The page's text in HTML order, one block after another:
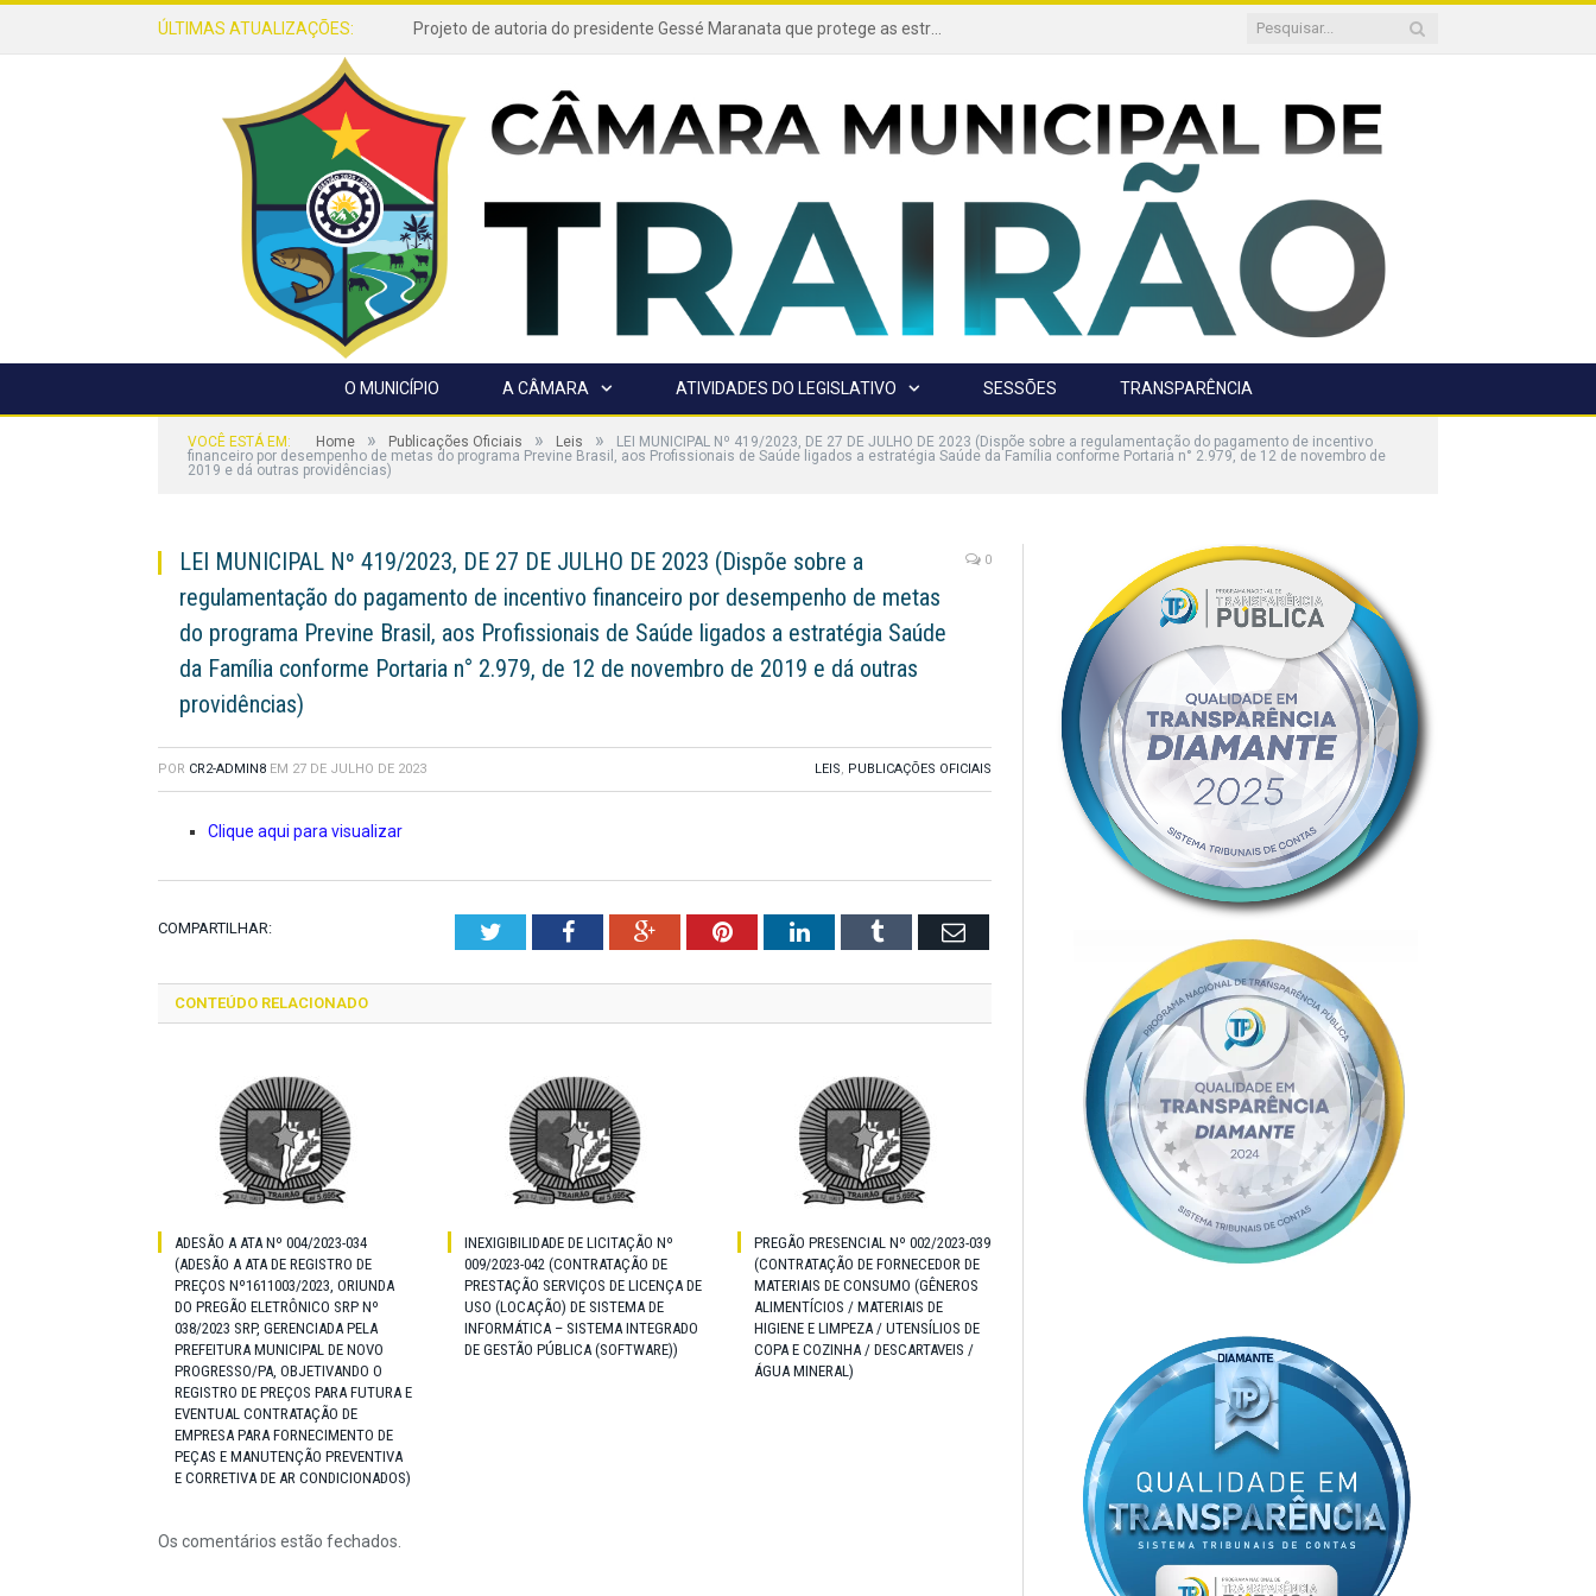
ÚLTIMAS ATUALIZAÇÕES: Projeto de autoria do presidente Gessé Maranata que protege as estradas vicinais de Trairão é transformado em lei
O MUNICÍPIO A CÂMARA ATIVIDADES DO LEGISLATIVO SESSÕES TRANSPARÊNCIA
VOCÊ ESTÁ EM: Home » Publicações Oficiais » Leis »
LEI MUNICIPAL Nº 419/2023, DE 27 DE JULHO DE 2023 (Dispõe sobre a regulamentação do pagamento de incentivo
financeiro por desempenho de metas do programa Previne Brasil, aos Profissionais de Saúde ligados a estratégia Saúde da Família conforme Portaria n° 2.979, de 12 de novembro de
2019 e dá outras providências)
LEI MUNICIPAL Nº 419/2023, DE 27 DE JULHO DE 2023 (Dispõe sobre a
regulamentação do pagamento de incentivo financeiro por desempenho de metas
do programa Previne Brasil, aos Profissionais de Saúde ligados a estratégia Saúde
da Família conforme Portaria n° 2.979, de 12 de novembro de 2019 e dá outras
providências)
0
POR CR2-ADMIN8 EM 27 DE JULHO DE 2023 LEIS, PUBLICAÇÕES OFICIAIS
Clique aqui para visualizar
COMPARTILHAR: TwitterFacebookGoogle+PinterestLinkedInTumblr Email
CONTEÚDO RELACIONADO
ADESÃO A ATA Nº 004/2023-034
(ADESÃO A ATA DE REGISTRO DE
PREÇOS Nº1611003/2023, ORIUNDA
DO PREGÃO ELETRÔNICO SRP Nº
038/2023 SRP, GERENCIADA PELA
PREFEITURA MUNICIPAL DE NOVO
PROGRESSO/PA, OBJETIVANDO O
REGISTRO DE PREÇOS PARA FUTURA E
EVENTUAL CONTRATAÇÃO DE
EMPRESA PARA FORNECIMENTO DE
PEÇAS E MANUTENÇÃO PREVENTIVA
E CORRETIVA DE AR CONDICIONADOS)
INEXIGIBILIDADE DE LICITAÇÃO Nº
009/2023-042 (CONTRATAÇÃO DE
PRESTAÇÃO SERVIÇOS DE LICENÇA DE
USO (LOCAÇÃO) DE SISTEMA DE
INFORMÁTICA – SISTEMA INTEGRADO
DE GESTÃO PÚBLICA (SOFTWARE))
PREGÃO PRESENCIAL Nº 002/2023-039
(CONTRATAÇÃO DE FORNECEDOR DE
MATERIAIS DE CONSUMO (GÊNEROS
ALIMENTÍCIOS / MATERIAIS DE
HIGIENE E LIMPEZA / UTENSÍLIOS DE
COPA E COZINHA / DESCARTAVEIS /
ÁGUA MINERAL)
Os comentários estão fechados.